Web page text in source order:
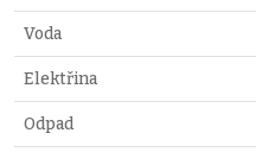
Voda
Elektřina
Odpad